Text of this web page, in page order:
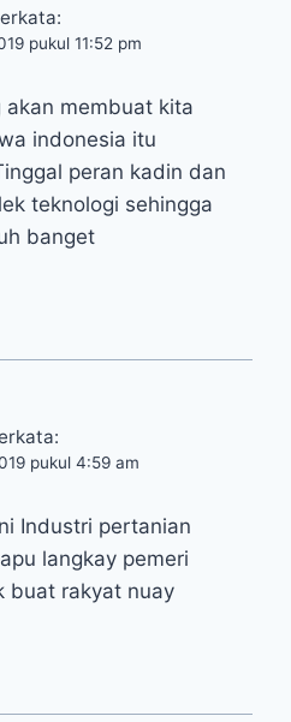
pukul 11:52 pm
akan membuat kita
indonesia itu
peran kadin dan
teknologi sehingga
banget
pukul 4:59 am
Industri pertanian
langkay pemeri
buat rakyat nuay